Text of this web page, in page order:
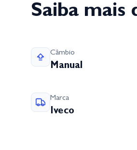
Saiba mais
Câmbio
Manual
Marca
Iveco